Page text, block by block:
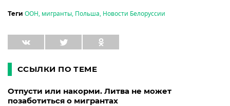
Теги ООН, мигранты, Польша, Новости Белоруссии
ССЫЛКИ ПО ТЕМЕ
Отпусти или накорми. Литва не может
позаботиться о мигрантах